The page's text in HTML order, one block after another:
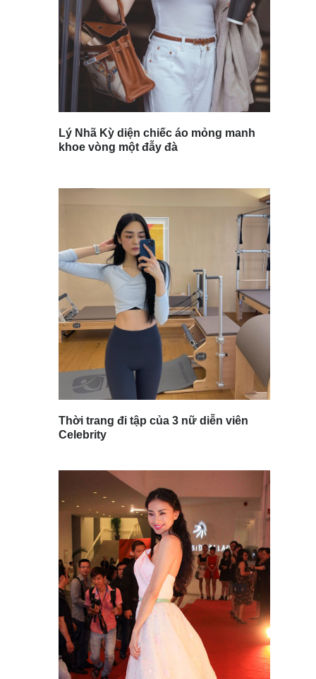
Lý Nhã Kỳ diện chiếc áo mỏng manh
khoe vòng một đẫy đà
Thời trang đi tập của 3 nữ diễn viên
Celebrity